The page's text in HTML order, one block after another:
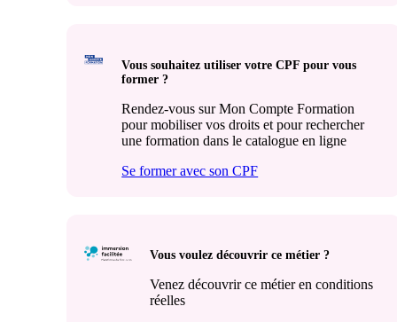
Vous souhaitez utiliser votre CPF pour vous
former ?
Rendez-vous sur Mon Compte Formation
pour mobiliser vos droits et pour rechercher
une formation dans le catalogue en ligne
Se former avec son CPF
Vous voulez découvrir ce métier ?
Venez découvrir ce métier en conditions
réelles